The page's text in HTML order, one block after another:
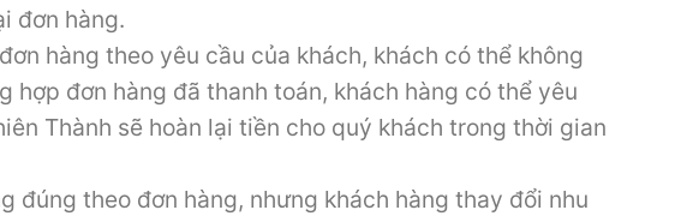
đơn hàng.
hàng theo yêu cầu của khách, khách có thể không
hợp đơn hàng đã thanh toán, khách hàng có thể yêu
Thành sẽ hoàn lại tiền cho quý khách trong thời gian
đúng theo đơn hàng, nhưng khách hàng thay đổi nhu